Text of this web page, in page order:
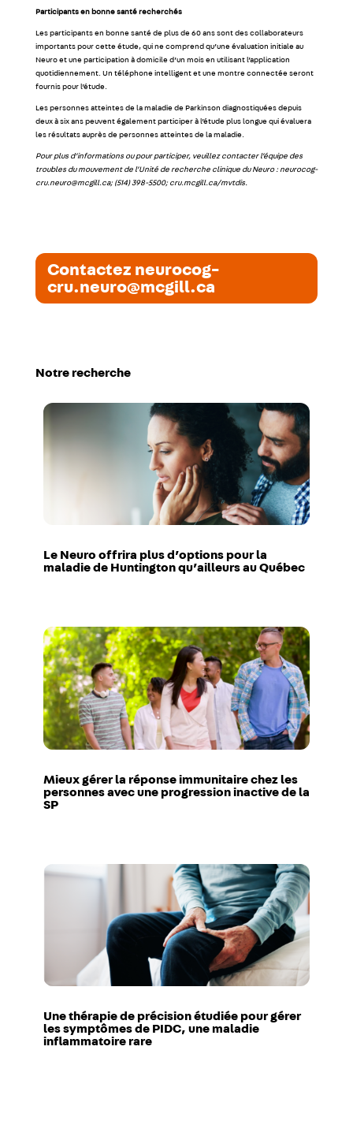
Participants en bonne santé recherchés
Les participants en bonne santé de plus de 60 ans sont des collaborateurs
importants pour cette étude, qui ne comprend qu’une évaluation initiale au
Neuro et une participation à domicile d’un mois en utilisant l’application
quotidiennement. Un téléphone intelligent et une montre connectée seront
fournis pour l’étude.
Les personnes atteintes de la maladie de Parkinson diagnostiquées depuis
deux à six ans peuvent également participer à l’étude plus longue qui évaluera
les résultats auprès de personnes atteintes de la maladie.
Pour plus d’informations ou pour participer, veuillez contacter l’équipe des
troubles du mouvement de l’Unité de recherche clinique du Neuro : neurocog-
cru.neuro@mcgill.ca; (514) 398-5500; cru.mcgill.ca/mvtdis.
Contactez neurocog-
cru.neuro@mcgill.ca
Notre recherche
Le Neuro offrira plus d’options pour la
maladie de Huntington qu’ailleurs au Québec
Mieux gérer la réponse immunitaire chez les
personnes avec une progression inactive de la
SP
Une thérapie de précision étudiée pour gérer
les symptômes de PIDC, une maladie
inflammatoire rare